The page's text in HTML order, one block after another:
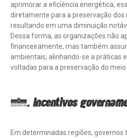
aprimorar a eficiência energética,
diretamente para a preservação dos
resultando em uma diminuição
Dessa forma, as organizações não
financeiramente, mas também
ambientais, alinhando-se a práticas
voltadas para a preservação do
7. Incentivos
Em determinadas regiões,